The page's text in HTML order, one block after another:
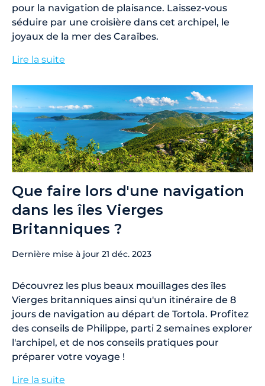
pour la navigation de plaisance. Laissez-vous
séduire par une croisière dans cet archipel, le
joyaux de la mer des Caraïbes.
Lire la suite
Que faire lors d'une navigation
dans les îles Vierges
Britanniques ?
Dernière mise à jour 21 déc. 2023
Découvrez les plus beaux mouillages des îles
Vierges britanniques ainsi qu'un itinéraire de 8
jours de navigation au départ de Tortola. Profitez
des conseils de Philippe, parti 2 semaines explorer
l'archipel, et de nos conseils pratiques pour
préparer votre voyage !
Lire la suite